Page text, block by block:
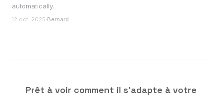
automatically.
12 oct. 2025·Bernard
Prêt à voir comment il s'adapte à votre